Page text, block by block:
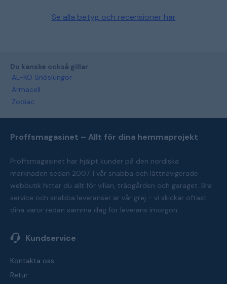
Se alla betyg och recensioner här
Du kanske också gillar
AL-KO Snöslungor
Armacell
Zodiac
Proffsmagasinet – Allt för dina hemmaprojekt
Proffsmagasinet har hjälpt kunder på den nordiska
marknaden sedan 2007. I vår snabba och lättnavigerade
webbutik hittar du allt för villan, trädgården och garaget. Bra
service och snabba leveranser är vår grej - vi skickar oftast
dina varor redan samma dag för leverans imorgon.
Kundservice
Kontakta oss
Retur